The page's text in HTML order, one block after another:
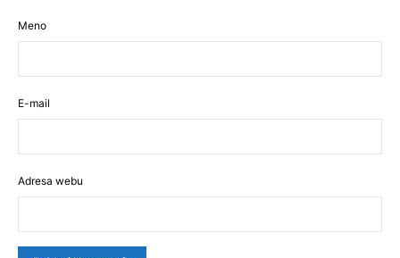
Meno
E-mail
Adresa webu